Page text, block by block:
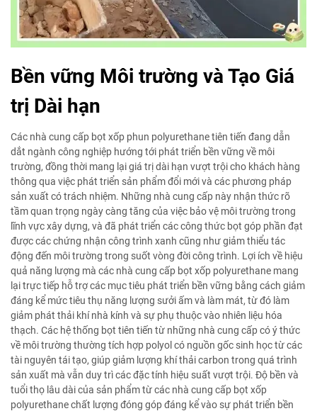
Bền vững Môi trường và Tạo Giá
trị Dài hạn
Các nhà cung cấp bọt xốp phun polyurethane tiên tiến đang dẫn
dắt ngành công nghiệp hướng tới phát triển bền vững về môi
trường, đồng thời mang lại giá trị dài hạn vượt trội cho khách hàng
thông qua việc phát triển sản phẩm đổi mới và các phương pháp
sản xuất có trách nhiệm. Những nhà cung cấp này nhận thức rõ
tầm quan trọng ngày càng tăng của việc bảo vệ môi trường trong
lĩnh vực xây dựng, và đã phát triển các công thức bọt góp phần đạt
được các chứng nhận công trình xanh cũng như giảm thiểu tác
động đến môi trường trong suốt vòng đời công trình. Lợi ích về hiệu
quả năng lượng mà các nhà cung cấp bọt xốp polyurethane mang
lại trực tiếp hỗ trợ các mục tiêu phát triển bền vững bằng cách giảm
đáng kể mức tiêu thụ năng lượng sưởi ấm và làm mát, từ đó làm
giảm phát thải khí nhà kính và sự phụ thuộc vào nhiên liệu hóa
thạch. Các hệ thống bọt tiên tiến từ những nhà cung cấp có ý thức
về môi trường thường tích hợp polyol có nguồn gốc sinh học từ các
tài nguyên tái tạo, giúp giảm lượng khí thải carbon trong quá trình
sản xuất mà vẫn duy trì các đặc tính hiệu suất vượt trội. Độ bền và
tuổi thọ lâu dài của sản phẩm từ các nhà cung cấp bọt xốp
polyurethane chất lượng đóng góp đáng kể vào sự phát triển bền